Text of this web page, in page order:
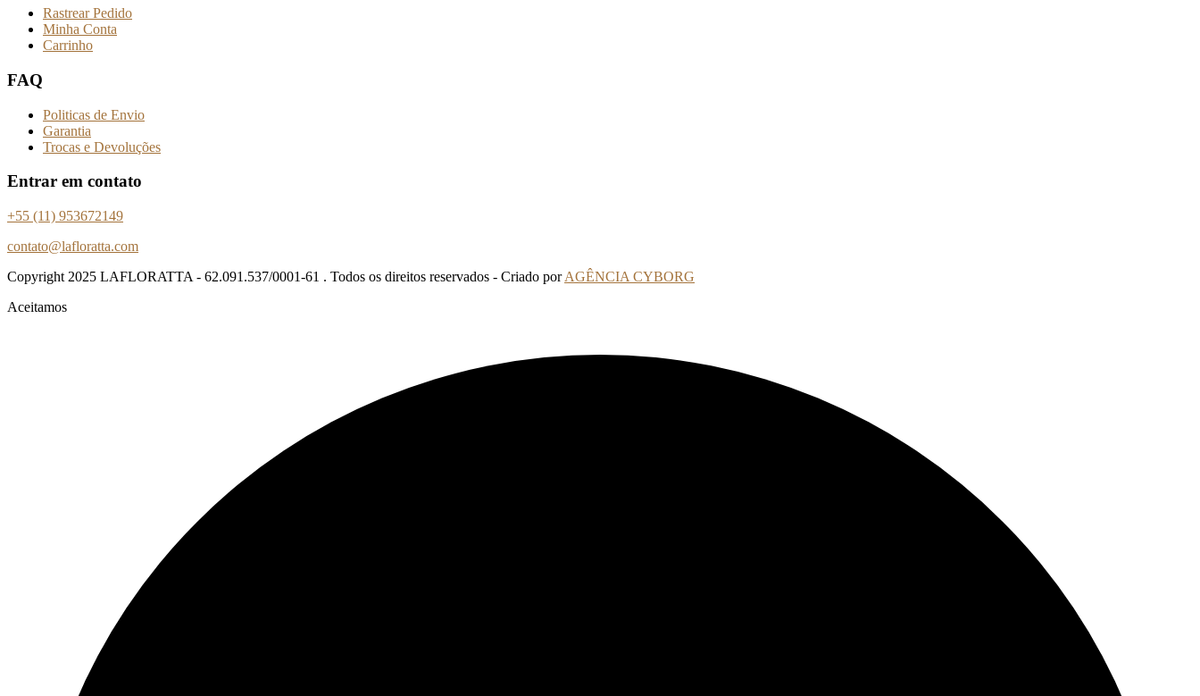
Rastrear Pedido
Minha Conta
Carrinho
FAQ
Politicas de Envio
Garantia
Trocas e Devoluções
Entrar em contato
+55 (11) 953672149
contato@lafloratta.com
Copyright 2025 LAFLORATTA - 62.091.537/0001-61 . Todos os direitos reservados - Criado porAGÊNCIA CYBORG
Aceitamos